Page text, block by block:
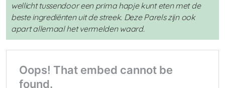
wellicht tussendoor een prima hapje kunt eten met de
beste ingrediënten uit de streek. Deze Parels zijn ook
apart allemaal het vermelden waard.